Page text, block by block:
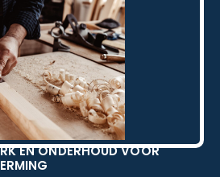
EN ONDERHOUD VOOR